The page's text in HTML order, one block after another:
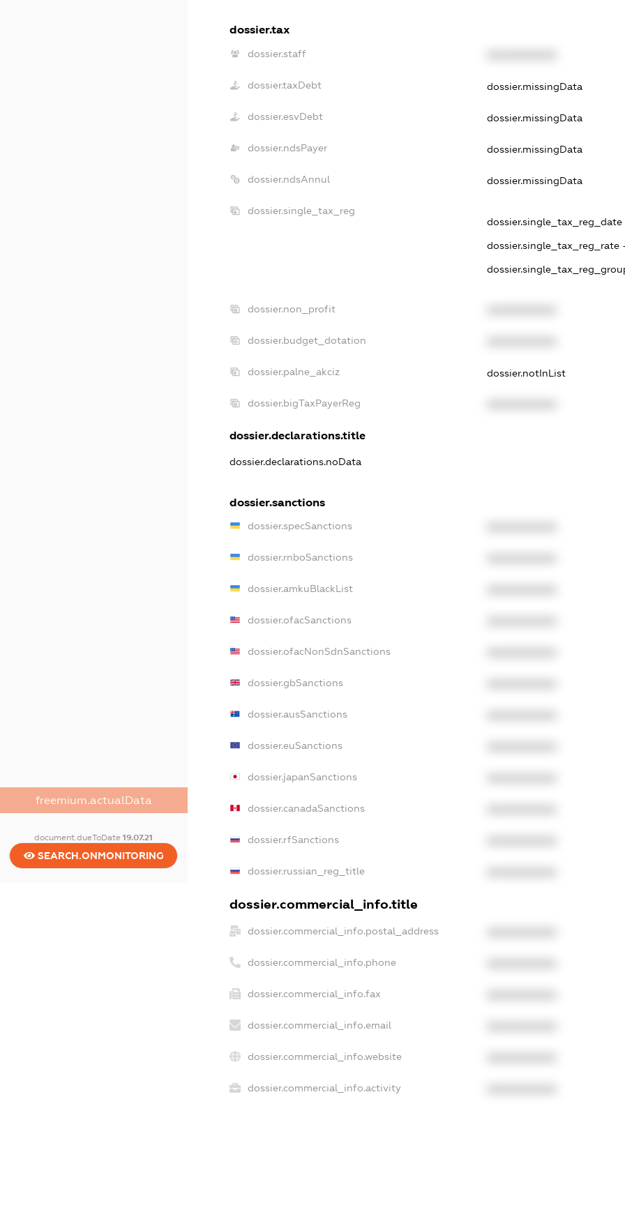
freemium.actualData
document.dueToDate19.07.21
SEARCH.ONMONITORING
dossier.tax
dossier.staff
dossier.taxDebt dossier.missingData
dossier.esvDebt dossier.missingData
dossier.ndsPayer dossier.missingData
dossier.ndsAnnul dossier.missingData
dossier.single_tax_reg
dossier.single_tax_reg_date
dossier.single_tax_reg_rate
dossier.non_profit
dossier.budget_dotation
dossier.palne_akciz dossier.notInList
dossier.bigTaxPayerReg
dossier.declarations.title
dossier.declarations.noData
dossier.sanctions
dossier.specSanctions
dossier.rnboSanctions
dossier.amkuBlackList
dossier.ofacSanctions
dossier.ofacNonSdnSanctions
dossier.gbSanctions
dossier.ausSanctions
dossier.euSanctions
dossier.japanSanctions
dossier.canadaSanctions
dossier.rfSanctions
dossier.russian_reg_title
dossier.commercial_info.title
dossier.commercial_info.postal_address
dossier.commercial_info.phone
dossier.commercial_info.fax
dossier.commercial_info.email
dossier.commercial_info.website
dossier.commercial_info.activity